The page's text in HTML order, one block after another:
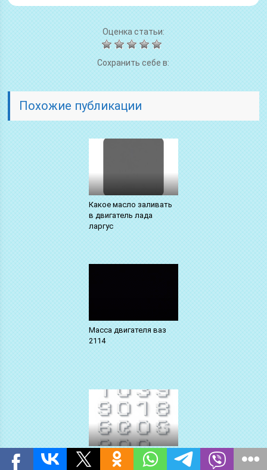
Оценка статьи:
Сохранить себе в:
Похожие публикации
Какое масло заливать
в двигатель лада
ларгус
Масса двигателя ваз
2114
Какой двигатель на
субару